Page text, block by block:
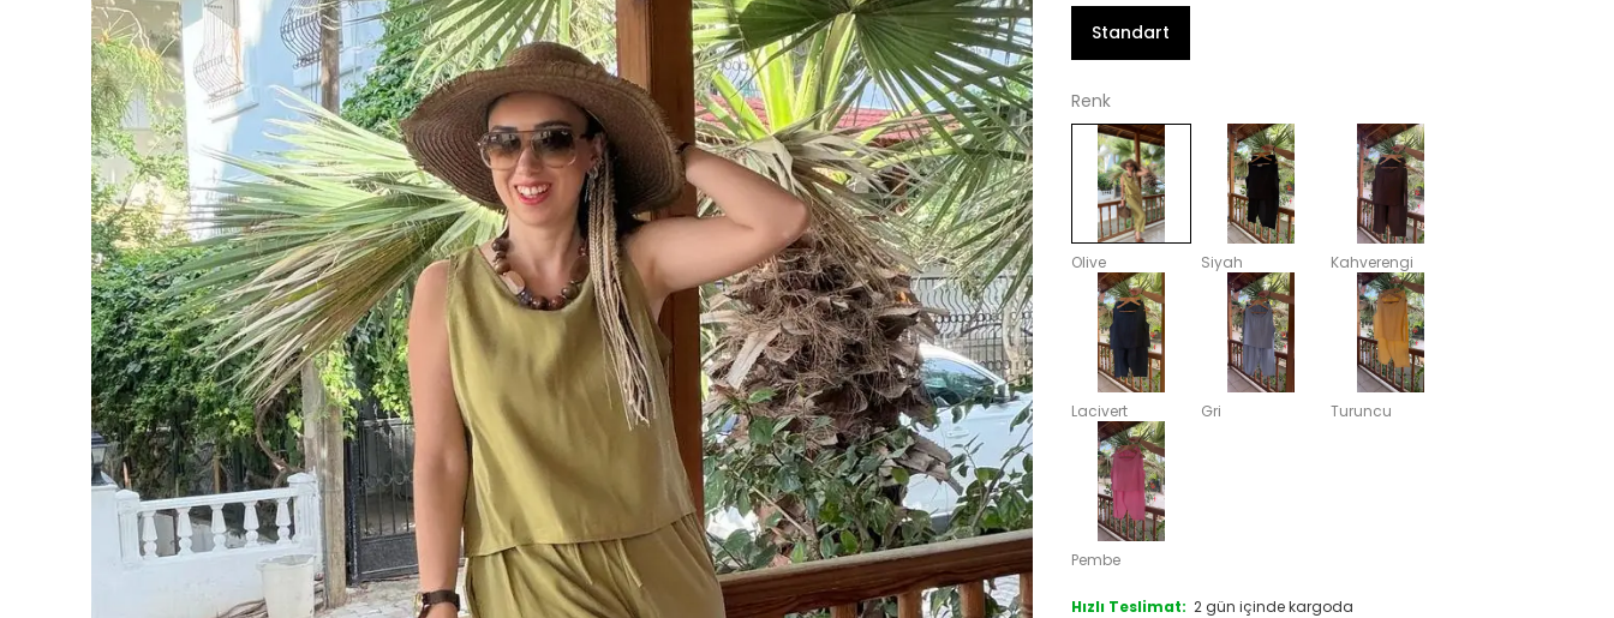
Standart
Renk
Olive Siyah Kahverengi
Lacivert Gri Turuncu
Pembe
Hızlı Teslimat: 2 gün içinde kargoda